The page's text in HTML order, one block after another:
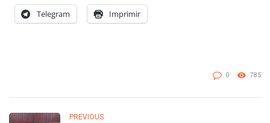
Telegram Imprimir
0 785
PREVIOUS